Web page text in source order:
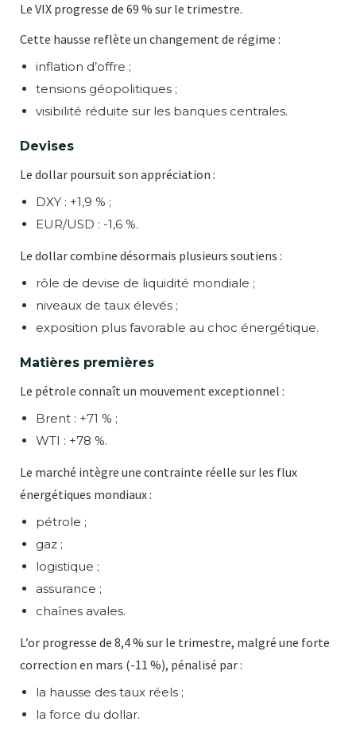
Le VIX progresse de 69 % sur le trimestre.
Cette hausse reflète un changement de régime :
inflation d’offre ;
tensions géopolitiques ;
visibilité réduite sur les banques centrales.
Devises
Le dollar poursuit son appréciation :
DXY : +1,9 % ;
EUR/USD : -1,6 %.
Le dollar combine désormais plusieurs soutiens :
rôle de devise de liquidité mondiale ;
niveaux de taux élevés ;
exposition plus favorable au choc énergétique.
Matières premières
Le pétrole connaît un mouvement exceptionnel :
Brent : +71 % ;
WTI : +78 %.
Le marché intègre une contrainte réelle sur les flux
énergétiques mondiaux :
pétrole ;
gaz ;
logistique ;
assurance ;
chaînes avales.
L’or progresse de 8,4 % sur le trimestre, malgré une forte
correction en mars (-11 %), pénalisé par :
la hausse des taux réels ;
la force du dollar.